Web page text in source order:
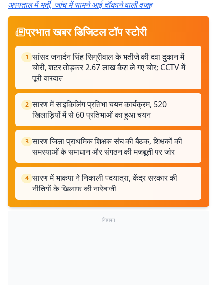
अस्पताल में भर्ती, जांच में सामने आई चौंकाने वाली वजह
प्रभात खबर डिजिटल टॉप स्टोरी
1 सांसद जनार्दन सिंह सिग्रीवाल के भतीजे की दवा दुकान में
चोरी, शटर तोड़कर 2.67 लाख कैश ले गए चोर; CCTV में
पूरी वारदात
2 सारण में साइकिलिंग प्रतिभा चयन कार्यक्रम, 520
खिलाड़ियों में से 60 प्रतिभाओं का हुआ चयन
3 सारण जिला प्राथमिक शिक्षक संघ की बैठक, शिक्षकों की
समस्याओं के समाधान और संगठन की मजबूती पर जोर
4 सारण में भाकपा ने निकाली पदयात्रा, केंद्र सरकार की
नीतियों के खिलाफ की नारेबाजी
विज्ञापन